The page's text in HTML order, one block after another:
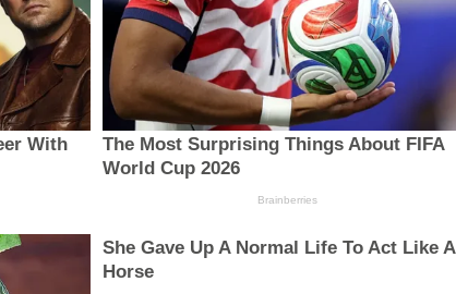
With
The Most Surprising Things About FIFA
World Cup 2026
Brainberries
She Gave Up A Normal Life To Act Like A
Horse